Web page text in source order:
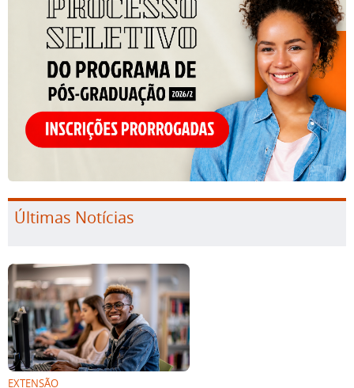
Últimas Notícias
EXTENSÃO